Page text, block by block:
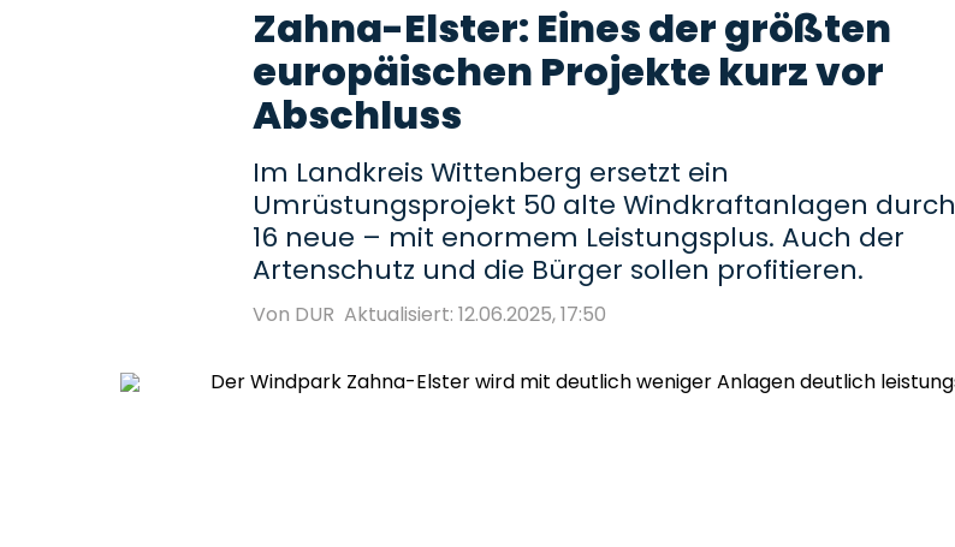
Zahna-Elster: Eines der größten
europäischen Projekte kurz vor
Abschluss
Im Landkreis Wittenberg ersetzt ein
Umrüstungsprojekt 50 alte Windkraftanlagen durch
16 neue – mit enormem Leistungsplus. Auch der
Artenschutz und die Bürger sollen profitieren.
Von DUR Aktualisiert: 12.06.2025, 17:50